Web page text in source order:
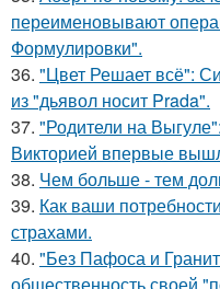
переименовывают
Формулировки".
36. "Цвет Решает всё":
из "дьявол носит Prada".
37. "Родители на
Викторией впервые
38. Чем больше - тем
39. Как ваши
страхами.
40. "Без Пафоса и
общественность своей